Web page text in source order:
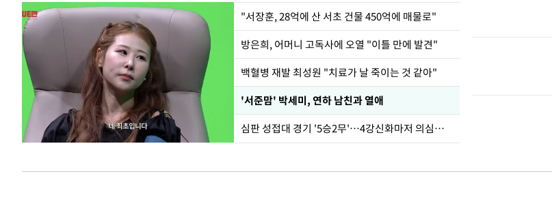
"서장훈, 28억에 산 서초 건물 450억에 매물로"
방은희, 어머니 고독사에 오열 "이틀 만에 발견"
백혈병 재발 최성원 "치료가 날 죽이는 것 같아"
'서준맘' 박세미, 연하 남친과 열애
심판 성접대 경기 '5승2무'…4강신화마저 의심받아